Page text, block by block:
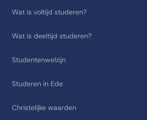
Wat is voltijd studeren?
Wat is deeltijd studeren?
Studentenwelzijn
Studeren in Ede
Christelijke waarden